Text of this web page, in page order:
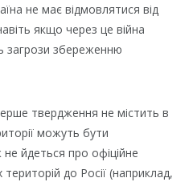
не має відмовлятися від
якщо через це війна
загрози збереженню
твердження не містить в
можуть бути
йдеться про офіційне
до Росії (наприклад,